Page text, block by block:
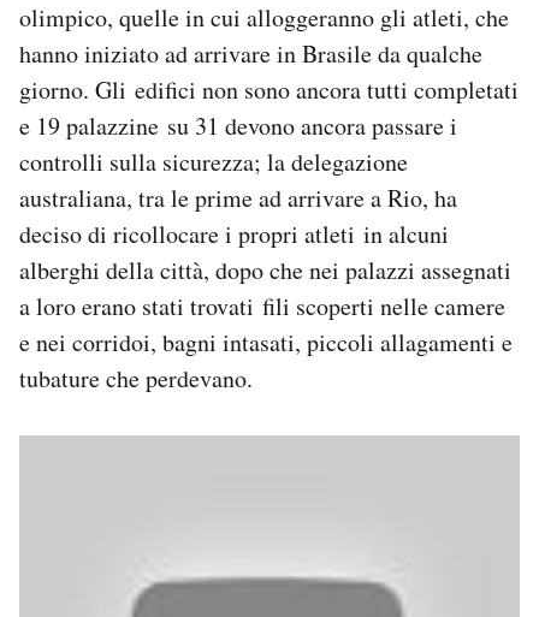
Regala il Post
Hai bisogno di aiuto?
Esci
olimpico, quelle in cui alloggeranno gli atleti, che
hanno iniziato ad arrivare in Brasile da qualche
giorno. Gli edifici non sono ancora tutti completati
e 19 palazzine su 31 devono ancora passare i
controlli sulla sicurezza; la delegazione
australiana, tra le prime ad arrivare a Rio, ha
deciso di ricollocare i propri atleti in alcuni
alberghi della città, dopo che nei palazzi assegnati
a loro erano stati trovati fili scoperti nelle camere
e nei corridoi, bagni intasati, piccoli allagamenti e
tubature che perdevano.